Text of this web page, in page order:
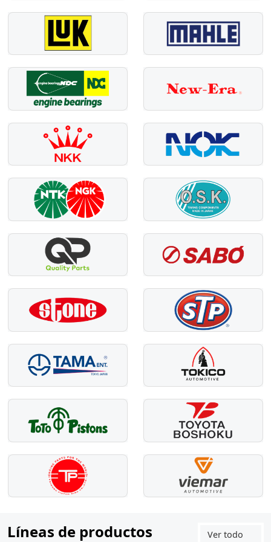
Líneas de productos Ver todo